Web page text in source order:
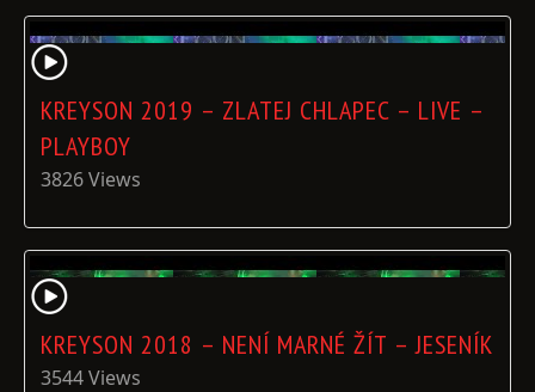
KREYSON 2019 – ZLATEJ CHLAPEC – LIVE –
PLAYBOY
3826 Views
KREYSON 2018 – NENÍ MARNÉ ŽÍT – JESENÍK
3544 Views